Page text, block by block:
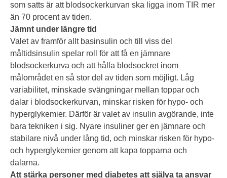
som satts är att blodsockerkurvan ska ligga inom TIR mer
än 70 procent av tiden.
Jämnt under längre tid
Valet av framför allt basinsulin och till viss del
måltidsinsulin spelar roll för att få en jämnare
blodsockerkurva och att hålla blodsockret inom
målområdet en så stor del av tiden som möjligt. Låg
variabilitet, minskade svängningar mellan toppar och
dalar i blodsockerkurvan, minskar risken för hypo- och
hyperglykemier. Därför är valet av insulin avgörande, inte
bara tekniken i sig. Nyare insuliner ger en jämnare och
stabilare nivå under lång tid, och minskar risken för hypo-
och hyperglykemier genom att kapa topparna och
dalarna.
Att stärka personer med diabetes att själva ta ansvar